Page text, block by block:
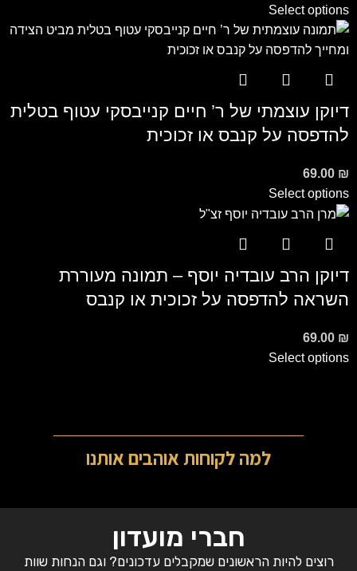
Select options
דיוקן עוצמתי של ר’ חיים קנייבסקי עטוף בטלית
להדפסה על קנבס או זכוכית
69.00 ₪
Select options
דיוקן הרב עובדיה יוסף – תמונה מעוררת
השראה להדפסה על זכוכית או קנבס
69.00 ₪
Select options
למה לקוחות אוהבים אותנו
חברי מועדון
רוצים להיות הראשונים שמקבלים עדכונים? וגם הנחות שוות